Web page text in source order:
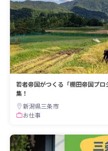
若者帝国がつくる「棚田帝国プ
集！
新潟県三条市
お仕事